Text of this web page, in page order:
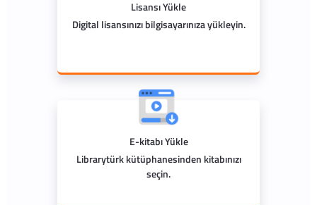
Lisansı Yükle
Digital lisansınızı bilgisayarınıza yükleyin.
E-kitabı Yükle
Librarytürk kütüphanesinden kitabınızı
seçin.